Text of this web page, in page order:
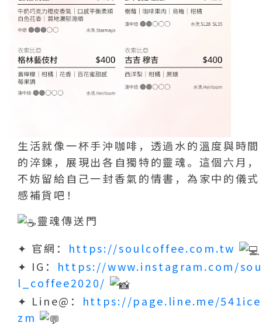
生活就像一杯手沖咖啡，透過水的溫度與時間
的淬鍊，展現出各自獨特的靈魂。這個六月，
不妨留給自己一封香氣的情書，為家中的儀式
感補貨吧！
靈魂傳送門
✦ 官網： https://soulcoffee.com.tw
✦ IG： https://www.instagram.com/sou
l_coffee2020/
✦ Line@： https://page.line.me/541ice
zm